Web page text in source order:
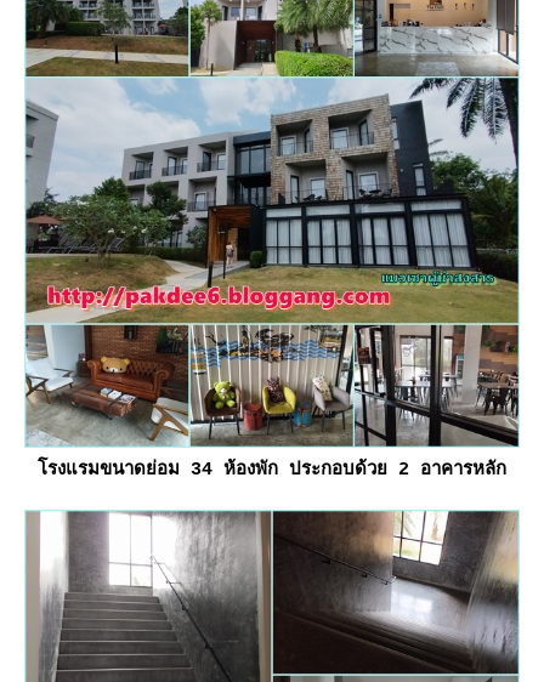
รงแรมขนาดย่อม 34 ห้องพัก ประกอบด้วย 2 อาคารหลัก